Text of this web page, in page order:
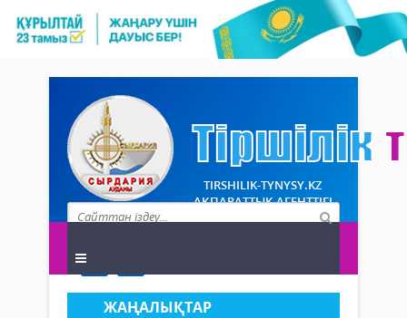
TIRSHILIK-TYNYSY.KZ
АҚПАРАТТЫҚ АГЕНТТІГІ
ЖАҢАЛЫҚТАР